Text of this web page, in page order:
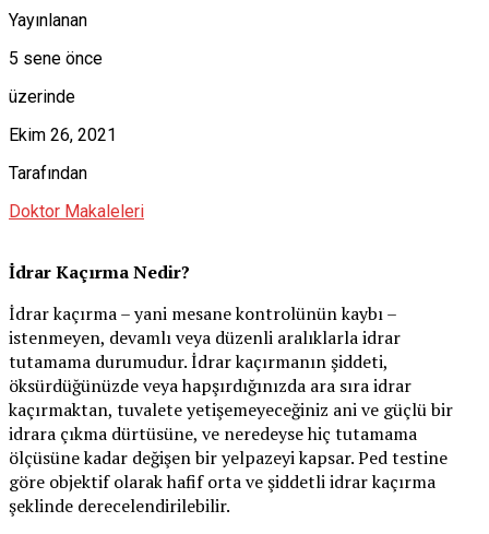
Yayınlanan
5 sene önce
üzerinde
Ekim 26, 2021
Tarafından
Doktor Makaleleri
İdrar Kaçırma Nedir?
İdrar kaçırma – yani mesane kontrolünün kaybı –
istenmeyen, devamlı veya düzenli aralıklarla idrar
tutamama durumudur. İdrar kaçırmanın şiddeti,
öksürdüğünüzde veya hapşırdığınızda ara sıra idrar
kaçırmaktan, tuvalete yetişemeyeceğiniz ani ve güçlü bir
idrara çıkma dürtüsüne, ve neredeyse hiç tutamama
ölçüsüne kadar değişen bir yelpazeyi kapsar. Ped testine
göre objektif olarak hafif orta ve şiddetli idrar kaçırma
şeklinde derecelendirilebilir.